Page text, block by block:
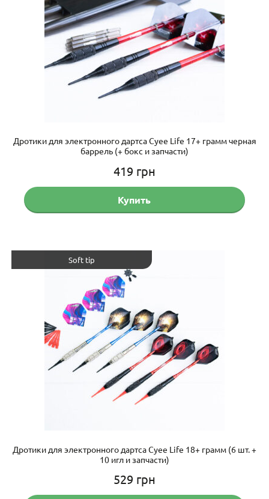
Дротики для электронного дартса Cyee Life 17+ грамм черная
баррель (+ бокс и запчасти)
419 грн
Купить
Дротики для электронного дартса Cyee Life 18+ грамм (6 шт. +
10 игл и запчасти)
529 грн
Soft tip